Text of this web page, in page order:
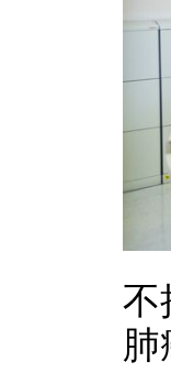
不
肺